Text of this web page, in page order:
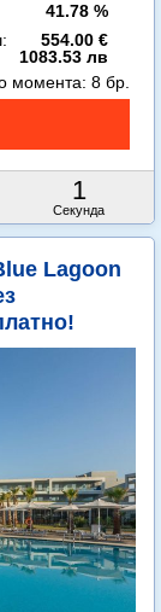
41.78 %
554.00 €
1083.53 лв
0
Секунди
момента: 8 бр.
Lagoon